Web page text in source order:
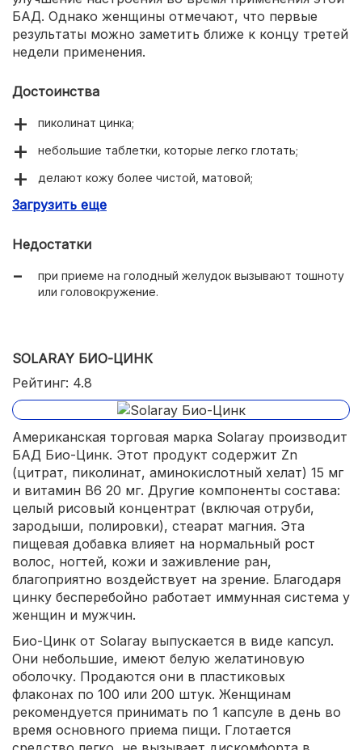
БАД. Однако женщины отмечают, что первые
результаты можно заметить ближе к концу третей
недели применения.
Достоинства
пиколинат цинка;
небольшие таблетки, которые легко глотать;
делают кожу более чистой, матовой;
волосы меньше жирнятся, оживают;
Загрузить еще
Недостатки
при приеме на голодный желудок вызывают тошноту
или головокружение.
SOLARAY БИО-ЦИНК
Рейтинг: 4.8
Американская торговая марка Solaray производит
БАД Био-Цинк. Этот продукт содержит Zn
(цитрат, пиколинат, аминокислотный хелат) 15 мг
и витамин В6 20 мг. Другие компоненты состава:
целый рисовый концентрат (включая отруби,
зародыши, полировки), стеарат магния. Эта
пищевая добавка влияет на нормальный рост
волос, ногтей, кожи и заживление ран,
благоприятно воздействует на зрение. Благодаря
цинку бесперебойно работает иммунная система у
женщин и мужчин.
Био-Цинк от Solaray выпускается в виде капсул.
Они небольшие, имеют белую желатиновую
оболочку. Продаются они в пластиковых
флаконах по 100 или 200 штук. Женщинам
рекомендуется принимать по 1 капсуле в день во
время основного приема пищи. Глотается